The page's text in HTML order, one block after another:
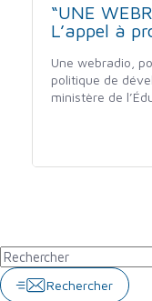
“UNE
L’appel à
Une webradio,
politique de
ministère de
Rechercher